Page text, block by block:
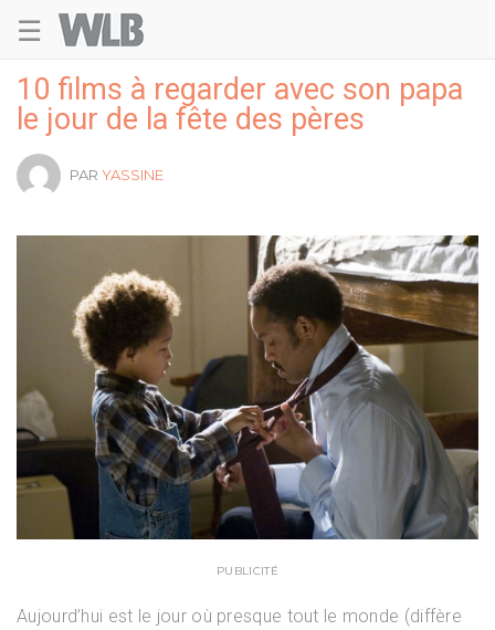
☰
10 films à regarder avec son papa
le jour de la fête des pères
PAR YASSINE
PUBLICITÉ
Aujourd’hui est le jour où presque tout le monde (diffère